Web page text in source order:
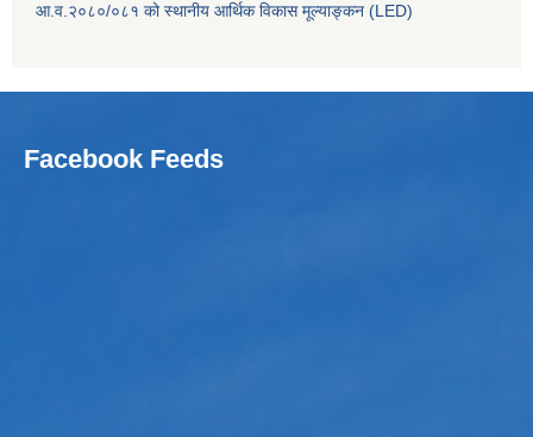
आ.व.२०८०/०८१ को स्थानीय आर्थिक विकास मूल्याङ्कन (LED)
Facebook Feeds